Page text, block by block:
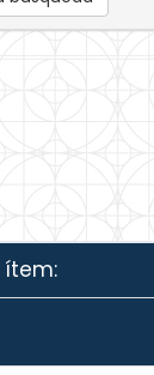
ítem: